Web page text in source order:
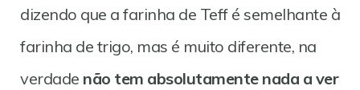
dizendo que a farinha de Teff é semelhante à
farinha de trigo, mas é muito diferente, na
verdade não tem absolutamente nada a ver